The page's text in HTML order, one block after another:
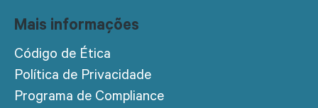
Mais informações
Código de Ética
Política de Privacidade
Programa de Compliance